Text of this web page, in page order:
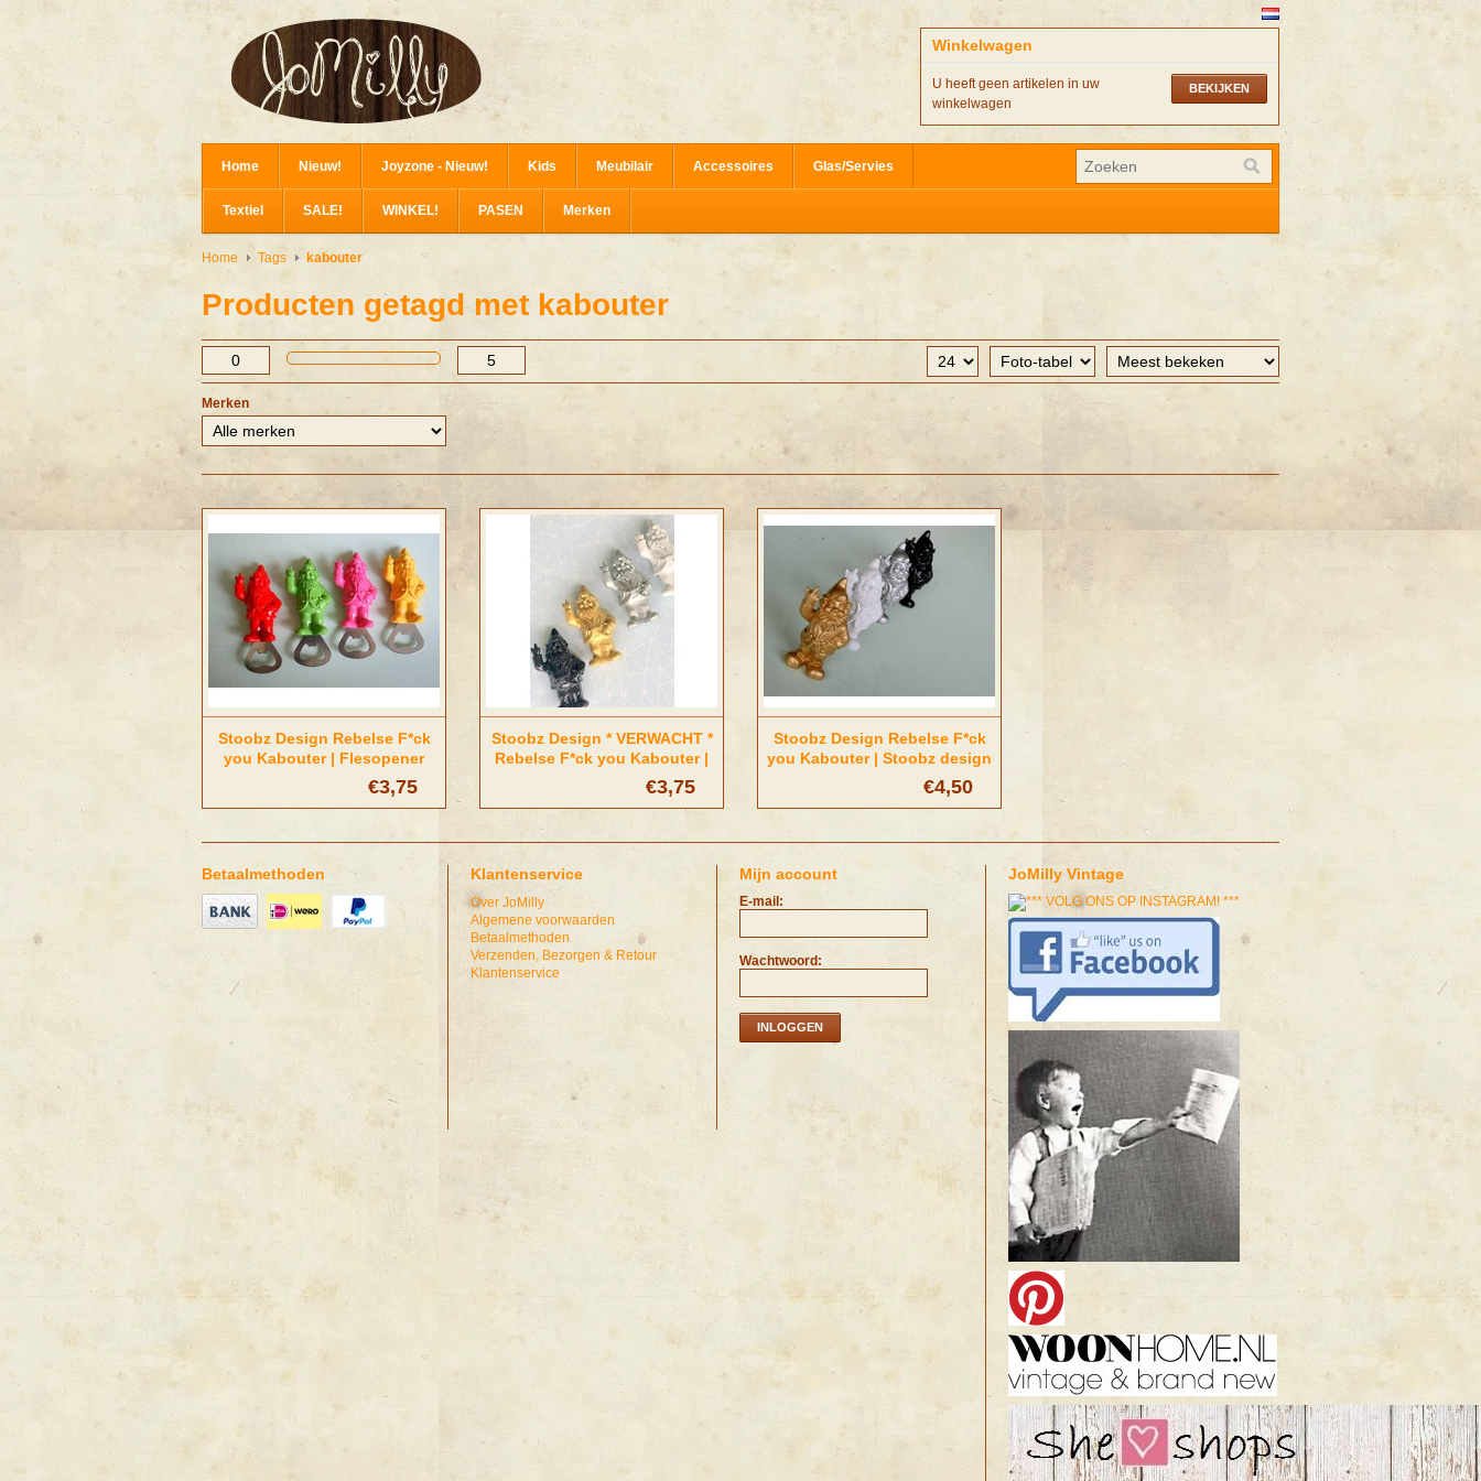
Winkelwagen
BEKIJKEN
U heeft geen artikelen in uw
winkelwagen
Home Nieuw! Joyzone - Nieuw! Kids Meubilair Accessoires Glas/Servies
Textiel SALE! WINKEL! PASEN Merken
Home Tags kabouter
Producten getagd met kabouter
Merken
Stoobz Design Rebelse F*ck
you Kabouter | Flesopener
met magneet€3,75
Stoobz Design * VERWACHT *
Rebelse F*ck you Kabouter |
met (koelkast)magneet
€3,75
Stoobz Design Rebelse F*ck
you Kabouter | Stoobz design
€4,50
Betaalmethoden Klantenservice
Over JoMilly
Algemene voorwaarden
Betaalmethoden
Verzenden, Bezorgen & Retour
Klantenservice
Mijn account
E-mail:
Wachtwoord:
INLOGGEN
JoMilly Vintage